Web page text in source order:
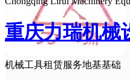
重庆力瑞机械
机械工具租赁服务地基基础